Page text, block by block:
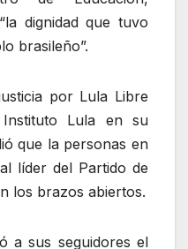
dignidad que tuvo
brasileño”.
por Lula Libre
Lula en su
que la personas en
líder del Partido de
los brazos abiertos.
a sus seguidores el